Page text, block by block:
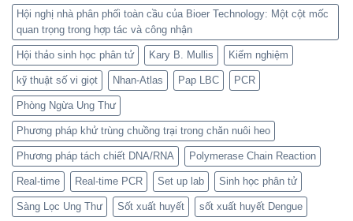
Hội nghị nhà phân phối toàn cầu của Bioer Technology: Một cột mốc
quan trọng trong hợp tác và công nhận
Hội thảo sinh học phân tử Kary B. Mullis Kiểm nghiệm
kỹ thuật số vi giọt Nhan-Atlas Pap LBC PCR
Phòng Ngừa Ung Thư
Phương pháp khử trùng chuồng trại trong chăn nuôi heo
Phương pháp tách chiết DNA/RNA Polymerase Chain Reaction
Real-time Real-time PCR Set up lab Sinh học phân tử
Sàng Lọc Ung Thư Sốt xuất huyết sốt xuất huyết Dengue